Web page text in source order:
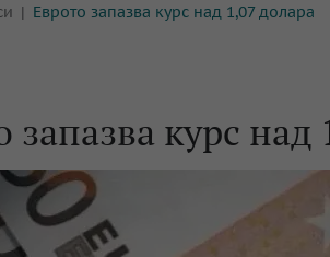
ИМОТИ
Еврото запазва курс над 1,07 долара
запазва курс над